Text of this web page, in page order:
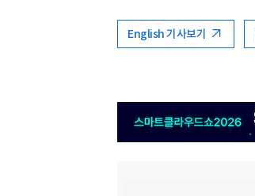
English 기사보기